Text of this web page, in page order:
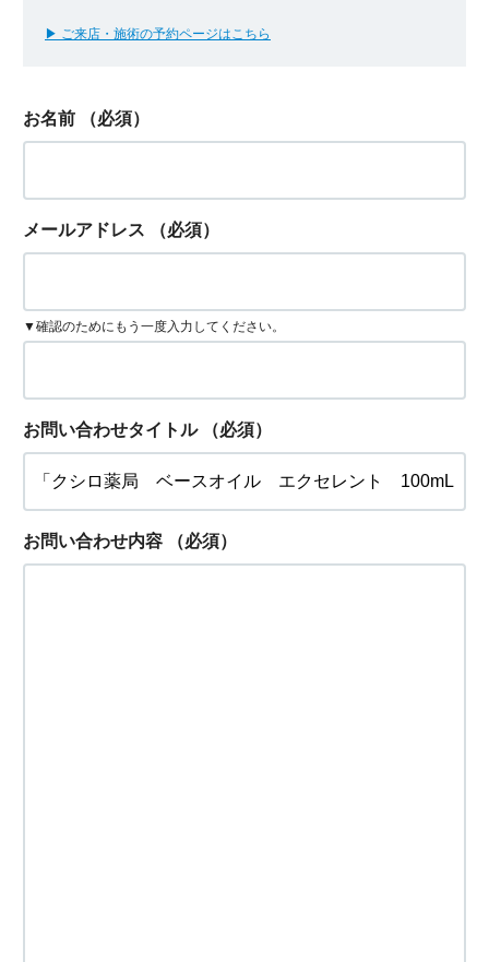
▶ ご来店・施術の予約ページはこちら
お名前 （必須）
メールアドレス （必須）
▼確認のためにもう一度入力してください。
お問い合わせタイトル （必須）
お問い合わせ内容 （必須）